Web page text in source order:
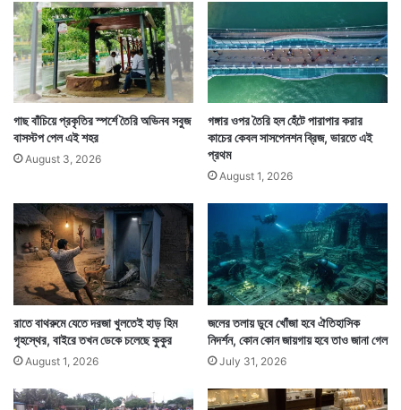
বিশ্বাসী। তাঁদের মতে কারও মৃত্যু হলে একটি গাছ পোঁতা অবশ্যই
পুণ্যের কাজ। আর তা শাস্ত্রে লেখা আছে।
গ্রামের এক পুরোহিত পণ্ডিত দয়া রামের মতে, গরুড় পুরাণে কারও
মৃত্যু হলে তাঁর স্মরণে গাছ লাগানোর বিধান রয়েছে।
গাছ বাঁচিয়ে প্রকৃতির স্পর্শে তৈরি অভিনব সবুজ
বাসস্টপ পেল এই শহর
August 3, 2026
গঙ্গার ওপর তৈরি হল হেঁটে পারাপার করার
কাচের কেবল সাসপেনশন ব্রিজ, ভারতে এই
প্রথম
August 1, 2026
রাতে বাথরুমে যেতে দরজা খুলতেই হাড় হিম
গৃহস্থের, বাইরে তখন ডেকে চলেছে কুকুর
August 1, 2026
জলের তলায় ডুবে খোঁজা হবে ঐতিহাসিক
নিদর্শন, কোন কোন জায়গায় হবে তাও জানা গেল
July 31, 2026